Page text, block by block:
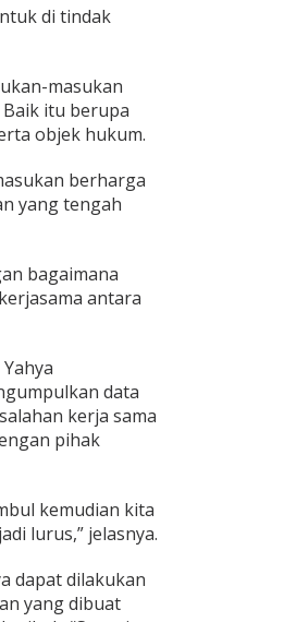
di tindak
masukan
itu berupa
objek hukum.
berharga
yang tengah
bagaimana
antara
data
kerja sama
pihak
kemudian kita
lurus,” jelasnya.
dapat dilakukan
yang dibuat